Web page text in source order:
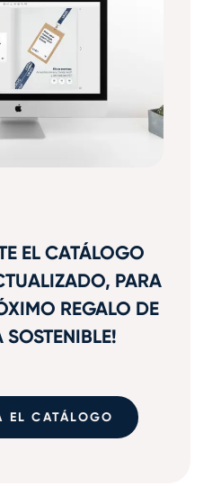
EL CATÁLOGO
PARA
REGALO DE
SOSTENIBLE!
EL CATÁLOGO